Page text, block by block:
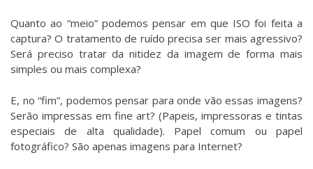
Quanto ao “meio” podemos pensar em que ISO foi feita a
captura? O tratamento de ruído precisa ser mais agressivo?
Será preciso tratar da nitidez da imagem de forma mais
simples ou mais complexa?
E, no “fim”, podemos pensar para onde vão essas imagens?
Serão impressas em fine art? (Papeis, impressoras e tintas
especiais de alta qualidade). Papel comum ou papel
fotográfico? São apenas imagens para Internet?